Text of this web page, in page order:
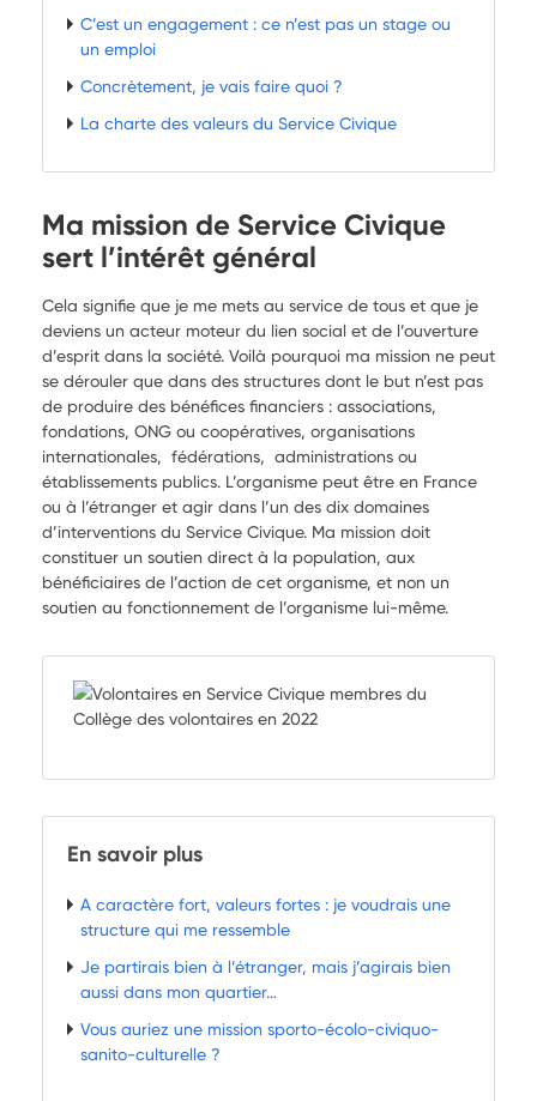
C’est un engagement : ce n’est pas un stage ou
un emploi
Concrètement, je vais faire quoi ?
La charte des valeurs du Service Civique
Ma mission de Service Civique
sert l’intérêt général
Cela signifie que je me mets au service de tous et que je
deviens un acteur moteur du lien social et de l’ouverture
d’esprit dans la société. Voilà pourquoi ma mission ne peut
se dérouler que dans des structures dont le but n’est pas
de produire des bénéfices financiers : associations,
fondations, ONG ou coopératives, organisations
internationales, fédérations, administrations ou
établissements publics. L’organisme peut être en France
ou à l’étranger et agir dans l’un des dix domaines
d’interventions du Service Civique. Ma mission doit
constituer un soutien direct à la population, aux
bénéficiaires de l’action de cet organisme, et non un
soutien au fonctionnement de l’organisme lui-même.
En savoir plus
A caractère fort, valeurs fortes : je voudrais une
structure qui me ressemble
Je partirais bien à l’étranger, mais j’agirais bien
aussi dans mon quartier…
Vous auriez une mission sporto-écolo-civiquo-
sanito-culturelle ?